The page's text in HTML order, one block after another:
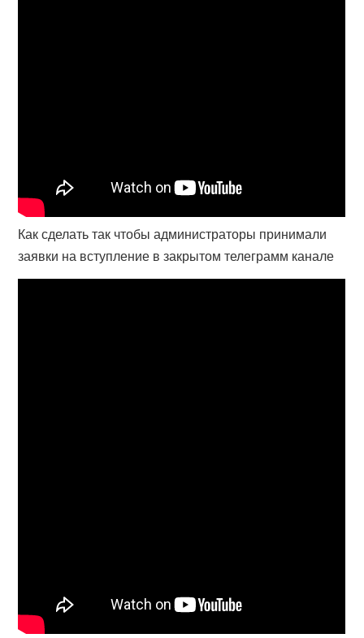
Как сделать так чтобы администраторы принимали
заявки на вступление в закрытом телеграмм канале